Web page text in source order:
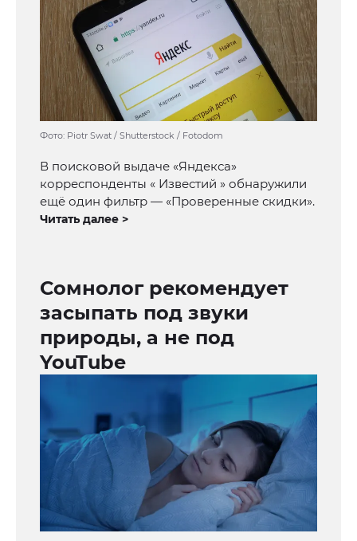
Фото: Piotr Swat / Shutterstock / Fotodom
В поисковой выдаче «Яндекса»
корреспонденты « Известий » обнаружили
ещё один фильтр — «Проверенные скидки».
Читать далее >
Сомнолог рекомендует
засыпать под звуки
природы, а не под
YouTube